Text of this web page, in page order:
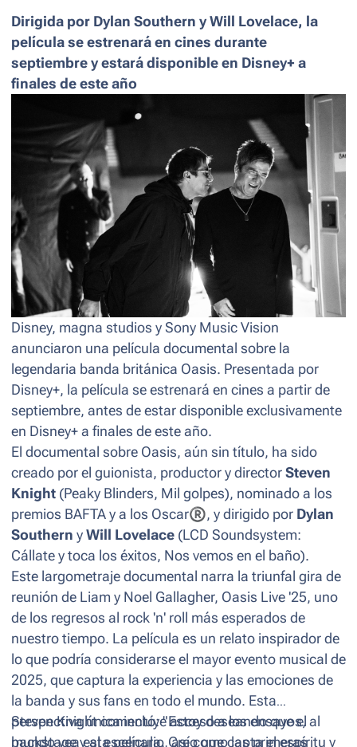
Dirigida por Dylan Southern y Will Lovelace, la
película se estrenará en cines durante
septiembre y estará disponible en Disney+ a
finales de este año
Disney, magna studios y Sony Music Vision
anunciaron una película documental sobre la
legendaria banda británica Oasis. Presentada por
Disney+, la película se estrenará en cines a partir de
septiembre, antes de estar disponible exclusivamente
en Disney+ a finales de este año.
El documental sobre Oasis, aún sin título, ha sido
creado por el guionista, productor y director Steven
Knight (Peaky Blinders, Mil golpes), nominado a los
premios BAFTA y a los Oscar®, y dirigido por Dylan
Southern y Will Lovelace (LCD Soundsystem:
Cállate y toca los éxitos, Nos vemos en el baño).
Este largometraje documental narra la triunfal gira de
reunión de Liam y Noel Gallagher, Oasis Live '25, uno
de los regresos al rock 'n' roll más esperados de
nuestro tiempo. La película es un relato inspirador de
lo que podría considerarse el mayor evento musical de
2025, que captura la experiencia y las emociones de
la banda y sus fans en todo el mundo. Esta
perspectiva única incluye acceso a los ensayos, al
backstagey al escenario, así como las primeras
Steven Knight comentó: "Estoy deseando que el
mundo vea esta película. Creo que capta el espíritu y